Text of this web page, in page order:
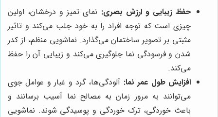
حفظ زیبایی و ارزش بصری: نمای تمیز و درخشان، اولین
چیزی است که توجه افراد را به خود جلب می‌کند و تاثیر
مثبتی بر تصویر ساختمان می‌گذارد. نماشویی منظم، از کدر
شدن و فرسودگی نما جلوگیری می‌کند و زیبایی آن را حفظ
می‌کند.
افزایش طول عمر نما: آلودگی‌ها، گرد و غبار و عوامل جوی
می‌توانند به مرور زمان به مصالح نما آسیب برسانند و
باعث خوردگی، ترک خوردگی و پوسیدگی شوند. نماشویی